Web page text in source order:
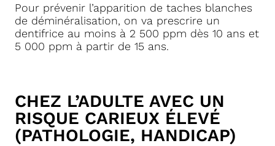
Pour prévenir l’apparition de taches blanches
de déminéralisation, on va prescrire un
dentifrice au moins à 2 500 ppm dès 10 ans et
5 000 ppm à partir de 15 ans.
CHEZ L’ADULTE AVEC UN
RISQUE CARIEUX ÉLEVÉ
(PATHOLOGIE, HANDICAP)